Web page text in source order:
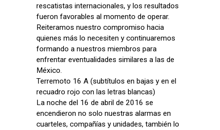
rescatistas internacionales, y los resultados
fueron favorables al momento de operar.
Reiteramos nuestro compromiso hacia
quienes más lo necesiten y continuaremos
formando a nuestros miembros para
enfrentar eventualidades similares a las de
México.
Terremoto 16 A (subtítulos en bajas y en el
recuadro rojo con las letras blancas)
La noche del 16 de abril de 2016 se
encendieron no solo nuestras alarmas en
cuarteles, compañías y unidades, también lo